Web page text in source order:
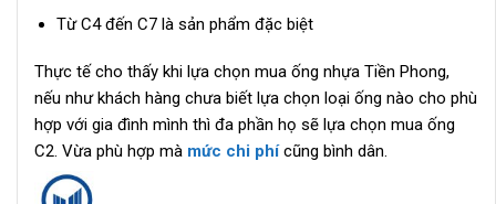
Từ C4 đến C7 là sản phẩm đặc biệt
Thực tế cho thấy khi lựa chọn mua ống nhựa Tiền Phong,
nếu như khách hàng chưa biết lựa chọn loại ống nào cho phù
hợp với gia đình mình thì đa phần họ sẽ lựa chọn mua ống
C2. Vừa phù hợp mà mức chi phí cũng bình dân.